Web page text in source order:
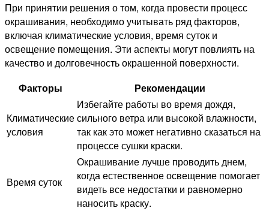
При принятии решения о том, когда провести процесс
окрашивания, необходимо учитывать ряд факторов,
включая климатические условия, время суток и
освещение помещения. Эти аспекты могут повлиять на
качество и долговечность окрашенной поверхности.
Факторы
Рекомендации
Климатические
условия
Избегайте работы во время дождя,
сильного ветра или высокой влажности,
так как это может негативно сказаться на
процессе сушки краски.
Время суток
Окрашивание лучше проводить днем,
когда естественное освещение помогает
видеть все недостатки и равномерно
наносить краску.